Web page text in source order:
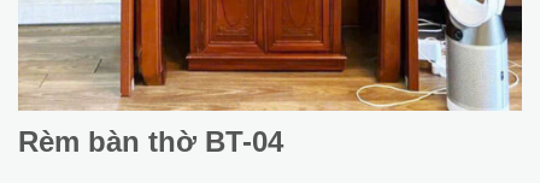
Rèm bàn thờ BT-04